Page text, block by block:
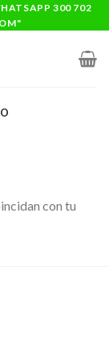
300 702
con tu